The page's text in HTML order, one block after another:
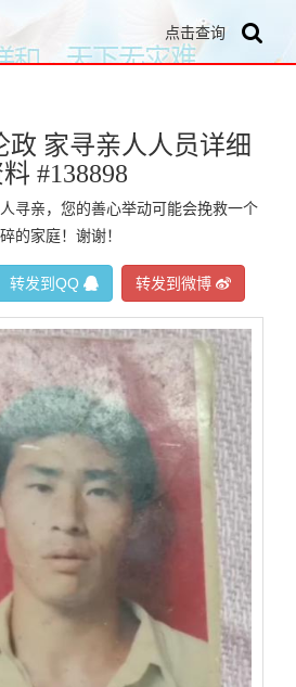
点击查询
政 家寻亲人人员详细
#138898
寻亲，您的善心举动可能会挽救一个
的家庭！谢谢！
转发到QQ 转发到微博